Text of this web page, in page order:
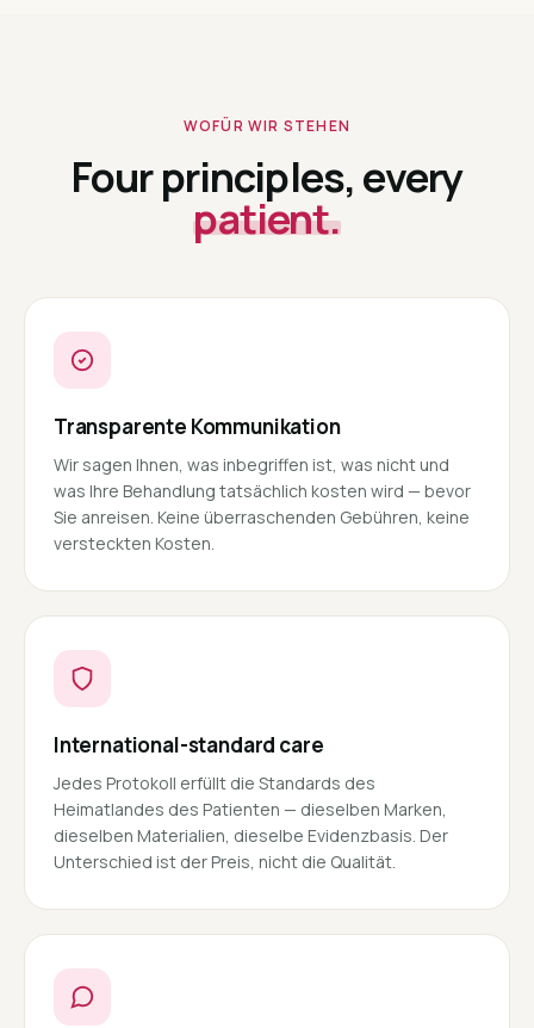
WOFÜR WIR STEHEN
Four principles, every
patient.
Transparente Kommunikation
Wir sagen Ihnen, was inbegriffen ist, was nicht und
was Ihre Behandlung tatsächlich kosten wird — bevor
Sie anreisen. Keine überraschenden Gebühren, keine
versteckten Kosten.
International-standard care
Jedes Protokoll erfüllt die Standards des
Heimatlandes des Patienten — dieselben Marken,
dieselben Materialien, dieselbe Evidenzbasis. Der
Unterschied ist der Preis, nicht die Qualität.